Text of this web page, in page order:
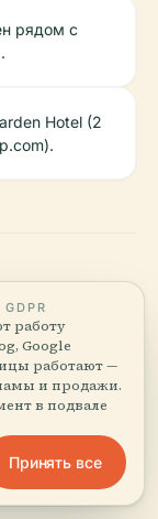
рядом с
Hotel (2
работу
Google
работают —
и продажи.
в подвале
Принять все